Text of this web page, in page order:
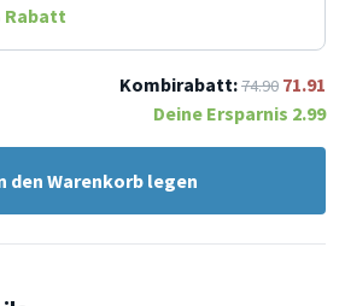
Rabatt
Kombirabatt:74.90 71.91
Deine Ersparnis 2.99
den Warenkorb legen